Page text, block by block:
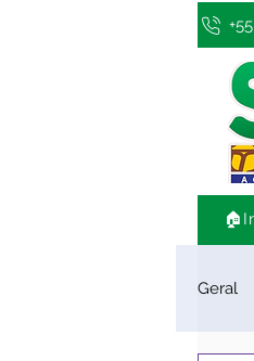
Geral